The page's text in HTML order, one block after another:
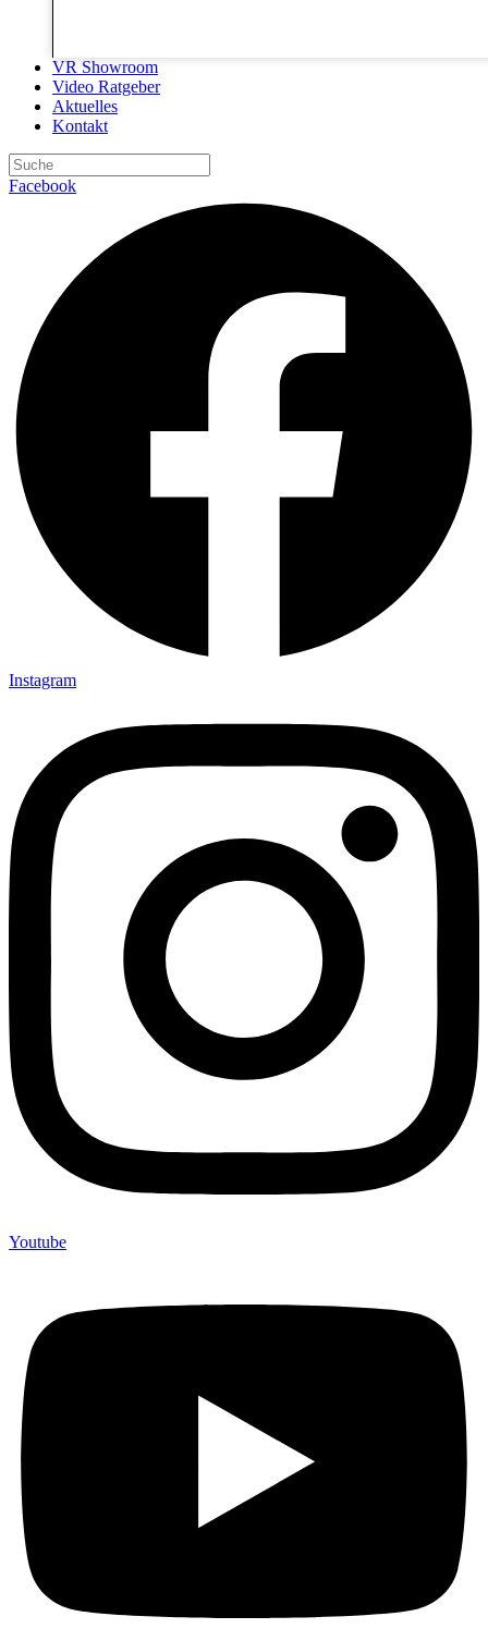
VR Showroom
Video Ratgeber
Aktuelles
Kontakt
Facebook
Instagram
Youtube